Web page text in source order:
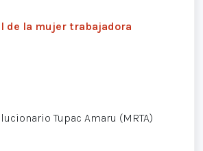
de la mujer trabajadora
Tupac Amaru (MRTA)